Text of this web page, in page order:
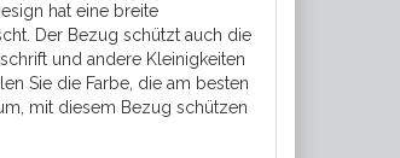
hat eine breite
Der Bezug schützt auch die
und andere Kleinigkeiten
Sie die Farbe, die am besten
mit diesem Bezug schützen